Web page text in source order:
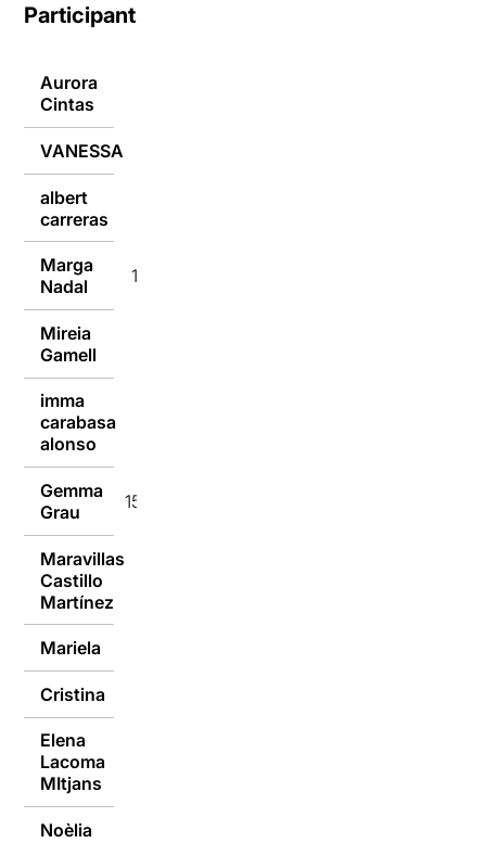
Participants
Aurora
Cintas
VANESSA
albert
carreras
Marga
Nadal
15/09/2014
Mireia
Gamell
imma
carabasa
alonso
Gemma
Grau
15/09/2014
Maravillas
Castillo
Martínez
Mariela
Cristina
Elena
Lacoma
MItjans
Noèlia